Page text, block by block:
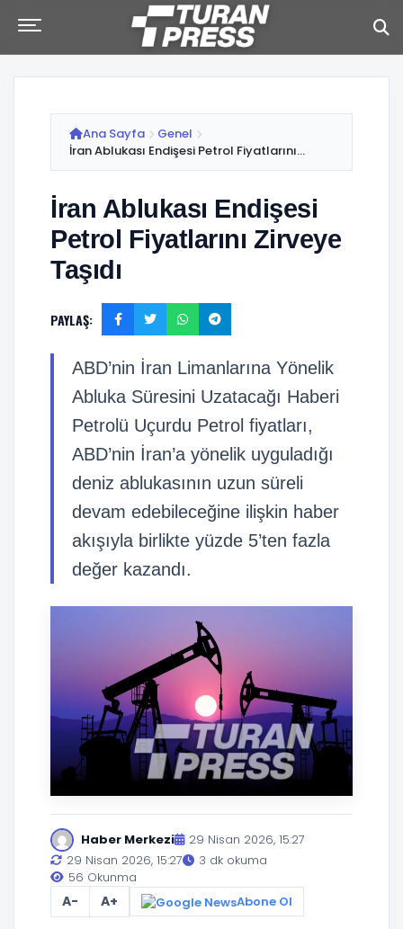
Ana Sayfa
Genel
İran Ablukası Endişesi Petrol Fiyatlarını...
İran Ablukası Endişesi
Petrol Fiyatlarını Zirveye
Taşıdı
PAYLAŞ:
ABD’nin İran Limanlarına Yönelik
Abluka Süresini Uzatacağı Haberi
Petrolü Uçurdu Petrol fiyatları,
ABD’nin İran’a yönelik uyguladığı
deniz ablukasının uzun süreli
devam edebileceğine ilişkin haber
akışıyla birlikte yüzde 5’ten fazla
değer kazandı.
Haber Merkezi
29 Nisan 2026, 15:27
29 Nisan 2026, 15:27
3 dk okuma
56 Okunma
A- A+ Abone Ol